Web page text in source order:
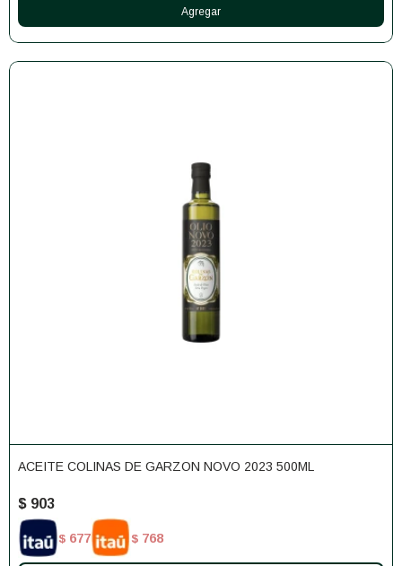
ACEITE COLINAS DE GARZON NOVO 2023 500ML
$ 903
$ 677 $ 768